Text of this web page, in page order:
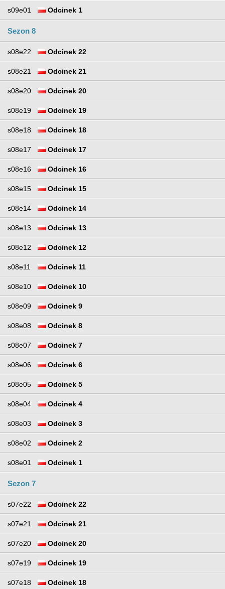
s09e01 Odcinek 1
Sezon 8
s08e22 Odcinek 22
s08e21 Odcinek 21
s08e20 Odcinek 20
s08e19 Odcinek 19
s08e18 Odcinek 18
s08e17 Odcinek 17
s08e16 Odcinek 16
s08e15 Odcinek 15
s08e14 Odcinek 14
s08e13 Odcinek 13
s08e12 Odcinek 12
s08e11 Odcinek 11
s08e10 Odcinek 10
s08e09 Odcinek 9
s08e08 Odcinek 8
s08e07 Odcinek 7
s08e06 Odcinek 6
s08e05 Odcinek 5
s08e04 Odcinek 4
s08e03 Odcinek 3
s08e02 Odcinek 2
s08e01 Odcinek 1
Sezon 7
s07e22 Odcinek 22
s07e21 Odcinek 21
s07e20 Odcinek 20
s07e19 Odcinek 19
s07e18 Odcinek 18